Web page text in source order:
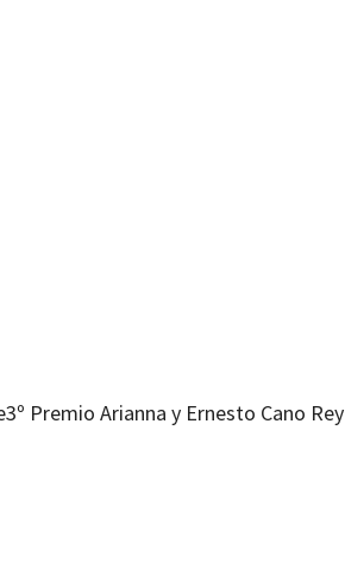
3º Premio Arianna y Ernesto Cano Rey